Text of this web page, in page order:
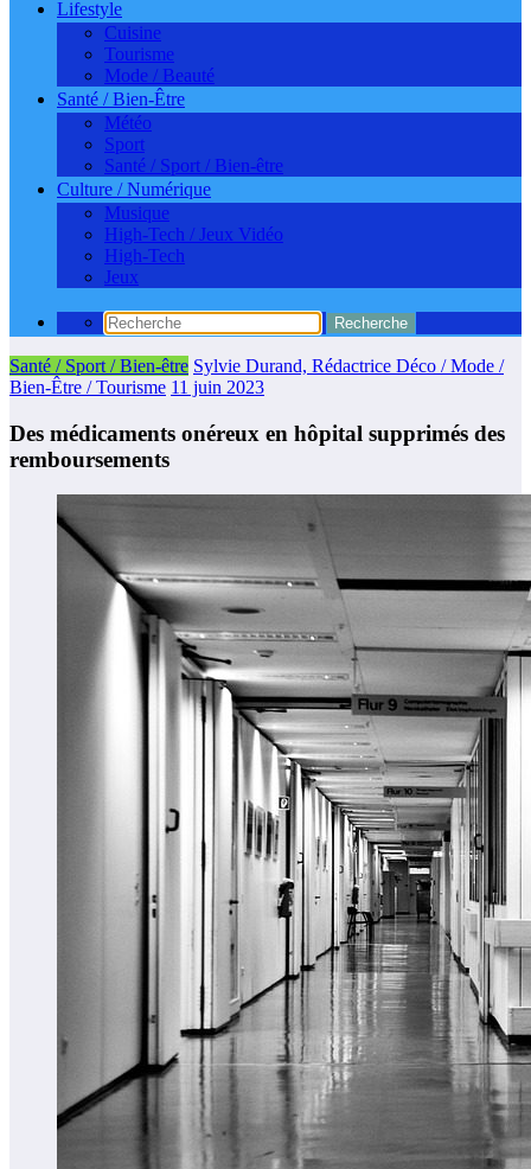
Lifestyle
Cuisine
Tourisme
Mode / Beauté
Santé / Bien-Être
Météo
Sport
Santé / Sport / Bien-être
Culture / Numérique
Musique
High-Tech / Jeux Vidéo
High-Tech
Jeux
Santé / Sport / Bien-être Sylvie Durand, Rédactrice Déco / Mode /
Bien-Être / Tourisme 11 juin 2023
Des médicaments onéreux en hôpital supprimés des
remboursements